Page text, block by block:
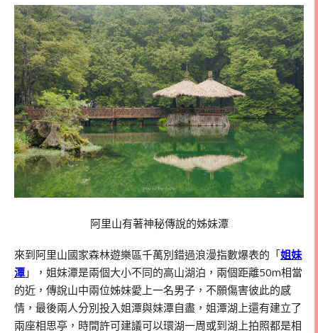
阿里山有著神秘傳說的姊妹潭
來到阿里山國家森林遊樂區千萬別錯過浪漫指數爆表的「姐妹
潭 」，姐妹潭是兩個大小不同的高山湖泊，兩個距離50m相當
的近，傳說山中兩位姊妹愛上一名男子，不願傷害彼此的感
情，最後兩人分別投入姐潭與妹潭自盡，姐潭湖上還有建立了
兩座相思亭，時間許可建議可以環湖一周或到湖上拍照都是相